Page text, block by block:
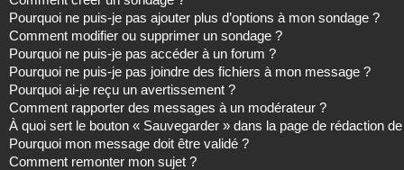
Pourquoi ne puis-je pas ajouter plus d’options à mon sondage ?
Comment modifier ou supprimer un sondage ?
Pourquoi ne puis-je pas accéder à un forum ?
Pourquoi ne puis-je pas joindre des fichiers à mon message ?
Pourquoi ai-je reçu un avertissement ?
Comment rapporter des messages à un modérateur ?
À quoi sert le bouton « Sauvegarder » dans la page de rédaction
Pourquoi mon message doit être validé ?
Comment remonter mon sujet ?